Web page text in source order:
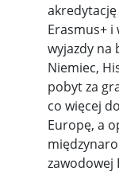
Erasmus+ i
wyjazdy na
Niemiec,
pobyt za
co więcej
Europę, a
zawodowej